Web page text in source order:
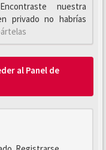
nuestra
privado no habrías
al Panel de